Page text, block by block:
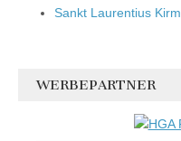
Sankt Laurentius
WERBEPARTNER